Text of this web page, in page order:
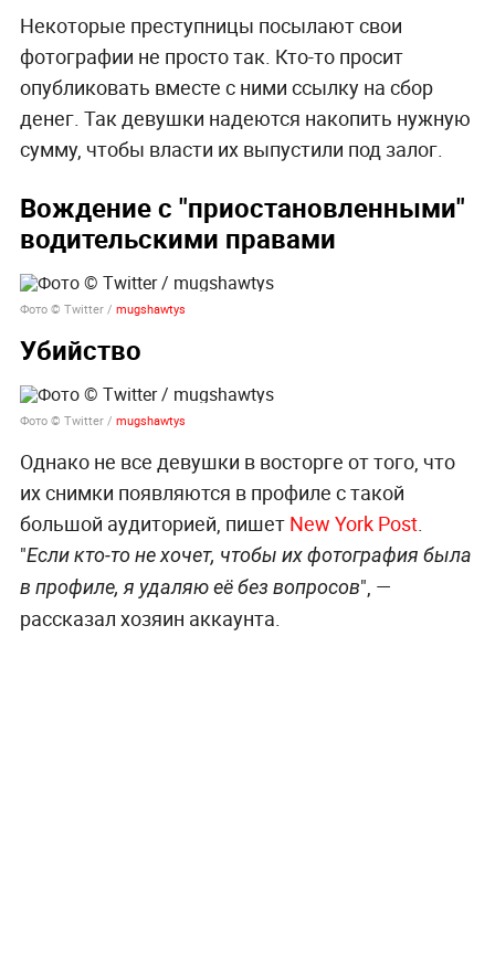
Некоторые преступницы посылают свои
фотографии не просто так. Кто-то просит
опубликовать вместе с ними ссылку на сбор
денег. Так девушки надеются накопить нужную
сумму, чтобы власти их выпустили под залог.
Вождение с "приостановленными"
водительскими правами
Фото © Twitter / mugshawtys
Убийство
Фото © Twitter / mugshawtys
Однако не все девушки в восторге от того, что
их снимки появляются в профиле с такой
большой аудиторией, пишет New York Post.
"Если кто-то не хочет, чтобы их фотография была
в профиле, я удаляю её без вопросов", —
рассказал хозяин аккаунта.